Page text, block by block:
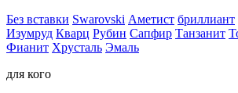
Без вставки Swarovski Аметист бриллиант
Изумруд Кварц Рубин Сапфир Танзанит
Фианит Хрусталь Эмаль
для кого